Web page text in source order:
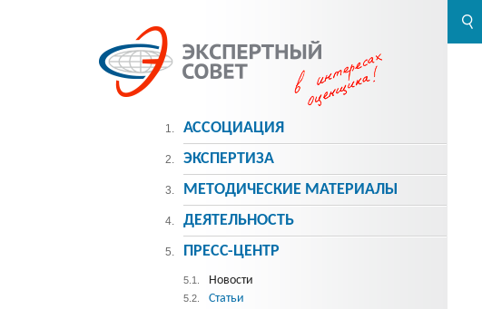
1. АССОЦИАЦИЯ
2. ЭКСПЕРТИЗА
3. МЕТОДИЧЕСКИE МАТЕРИАЛЫ
4. ДЕЯТЕЛЬНОСТЬ
5. ПРЕСС-ЦЕНТР
5.1. Новости
5.2. Статьи